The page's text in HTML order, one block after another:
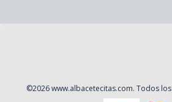
©2026www.albacetecitas.com. Todos